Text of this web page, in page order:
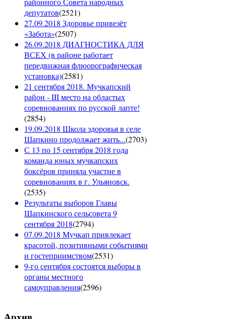
депутатов(2521)
27.09.2018 Здоровье привезёт
«Забота»(2507)
26.09.2018 ДИАГНОСТИКА ДЛЯ
ВСЕХ (в районе работает
передвижная флюорографическая
установка)(2581)
21 сентября 2018. Мучкапский
район - III место на областых
соревнованиях по русской лапте!
(2854)
19.09.2018 Школа здоровья в селе
Шапкино продолжает жить...(2703)
С 13 по 15 сентября 2018 года
команда юных мучкапских
боксёров приняла участие в
соревнованиях в г. Ульяновск.
(2535)
Результаты выборов Главы
Шапкинского сельсовета 9
сентября 2018(2794)
07.09.2018 Мучкап привлекает
красотой, позитивными событиями
и гостеприимством(2531)
9-го сентября состоятся выборы в
органы местного
самоуправления(2596)